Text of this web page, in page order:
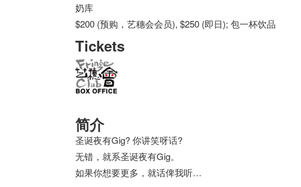
奶库
$200 (预购，艺穗会会员), $250 (即日); 包一杯饮品
Tickets
简介
圣诞夜有Gig? 你讲笑呀话?
无错，就系圣诞夜有Gig。
如果你想要更多，就话俾我听…